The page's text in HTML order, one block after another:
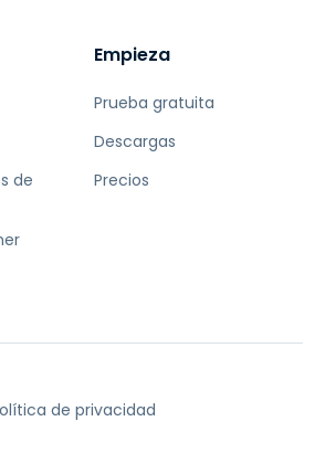
de
Empieza
Prueba gratuita
Descargas
Precios
de privacidad